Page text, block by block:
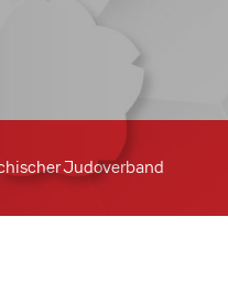
Judoverband